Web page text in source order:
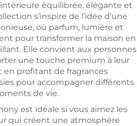
équilibrée, élégante et
s’inspire de l’idée d’une
où parfum, lumière et
pour transformer la maison en
Elle convient aux personnes
une touche premium à leur
profitant de fragrances
pour accompagner différents
de vie.
est idéale si vous aimez les
qui créent une atmosphère